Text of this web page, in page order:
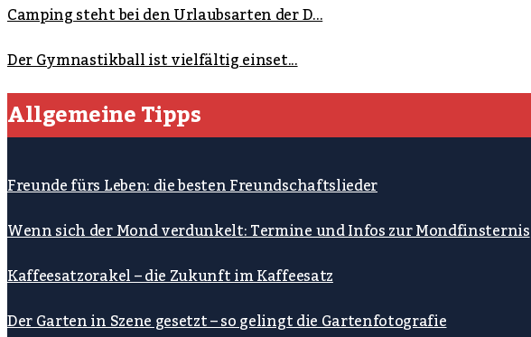
Camping steht bei den Urlaubsarten der D...
Der Gymnastikball ist vielfältig einset...
Allgemeine Tipps
Freunde fürs Leben: die besten Freundschaftslieder
Wenn sich der Mond verdunkelt: Termine und Infos zur Mondfinsternis
Kaffeesatzorakel – die Zukunft im Kaffeesatz
Der Garten in Szene gesetzt – so gelingt die Gartenfotografie